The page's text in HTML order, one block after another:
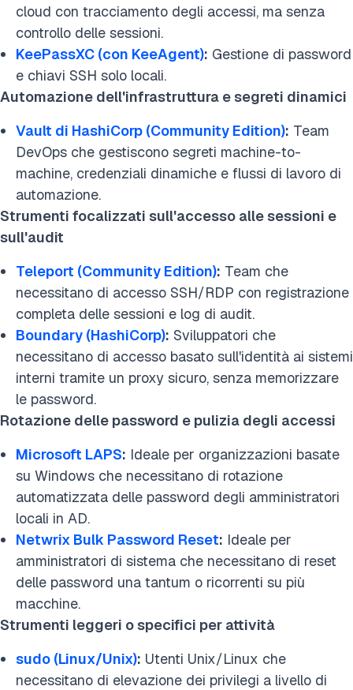
cloud con tracciamento degli accessi, ma senza
controllo delle sessioni.
KeePassXC (con KeeAgent): Gestione di password
e chiavi SSH solo locali.
Automazione dell'infrastruttura e segreti dinamici
Vault di HashiCorp (Community Edition): Team
DevOps che gestiscono segreti machine-to-
machine, credenziali dinamiche e flussi di lavoro di
automazione.
Strumenti focalizzati sull'accesso alle sessioni e
sull'audit
Teleport (Community Edition): Team che
necessitano di accesso SSH/RDP con registrazione
completa delle sessioni e log di audit.
Boundary (HashiCorp): Sviluppatori che
necessitano di accesso basato sull'identità ai sistemi
interni tramite un proxy sicuro, senza memorizzare
le password.
Rotazione delle password e pulizia degli accessi
Microsoft LAPS: Ideale per organizzazioni basate
su Windows che necessitano di rotazione
automatizzata delle password degli amministratori
locali in AD.
Netwrix Bulk Password Reset: Ideale per
amministratori di sistema che necessitano di reset
delle password una tantum o ricorrenti su più
macchine.
Strumenti leggeri o specifici per attività
sudo (Linux/Unix): Utenti Unix/Linux che
necessitano di elevazione dei privilegi a livello di